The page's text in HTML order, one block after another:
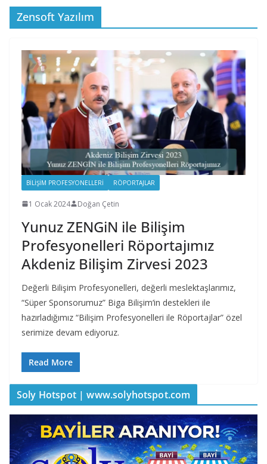
Zensoft Yazılım
BILIŞIM PROFESYONELLERI RÖPORTAJLAR
1 Ocak 2024 Doğan Çetin
Yunuz ZENGiN ile Bilişim
Profesyonelleri Röportajımız
Akdeniz Bilişim Zirvesi 2023
Değerli Bilişim Profesyonelleri, değerli meslektaşlarımız,
“Süper Sponsorumuz” Biga Bilişim‘in destekleri ile
hazırladığımız “Bilişim Profesyonelleri ile Röportajlar” özel
serimize devam ediyoruz.
Read More
Soly Hotspot | www.solyhotspot.com